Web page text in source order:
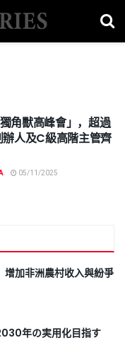
角獸高峰會」，超過
人及C級高階主管齊
05/11/2025
增加非洲農村收入與紛爭
年の実用化目指す